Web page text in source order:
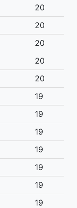
20
20
20
20
20
19
19
19
19
19
19
19